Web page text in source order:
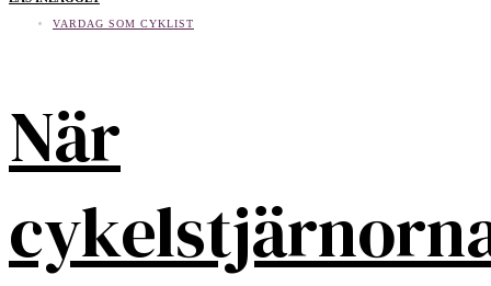
VARDAG SOM CYKLIST
När